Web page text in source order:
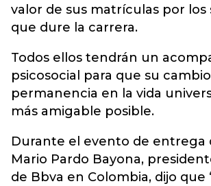
valor de sus matrículas por los
que dure la carrera.
Todos ellos tendrán un
psicosocial para que su
permanencia en la vida
más amigable posible.
Durante el evento de entrega
Mario Pardo Bayona,
de Bbva en Colombia, dijo que